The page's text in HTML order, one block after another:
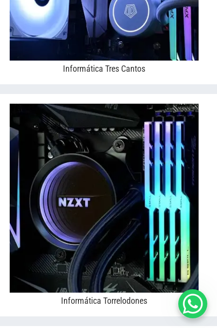
Informática Tres Cantos
Informática Torrelodones